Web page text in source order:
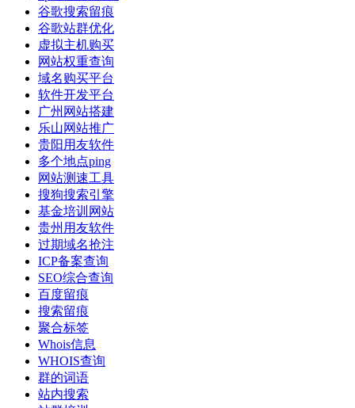
谷歌搜索留痕
谷歌站群优化
虚拟主机购买
网站权重查询
域名购买平台
软件开发平台
广州网站搭建
乐山网站推广
贵阳用友软件
多个地点ping
网站测速工具
搜狗搜索引擎
基金培训网站
贵州用友软件
过期域名抢注
ICP备案查询
SEO综合查询
百度留痕
搜索留痕
聚合标签
Whois信息
WHOIS查询
群的词语
站内搜索